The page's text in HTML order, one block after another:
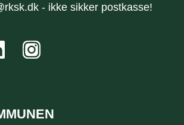
- ikke sikker postkasse!